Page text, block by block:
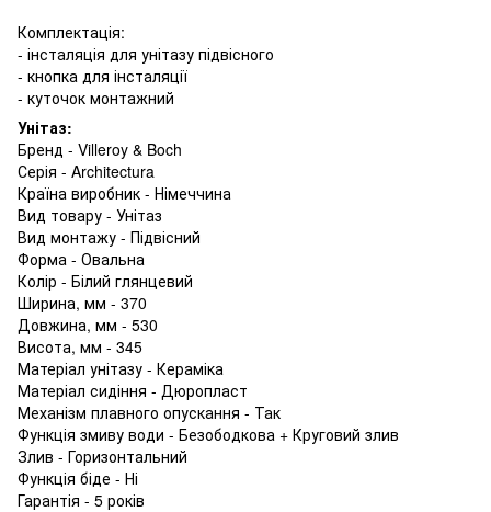
Комплектація:
- інсталяція для унітазу підвісного
- кнопка для інсталяції
- куточок монтажний
Унітаз:
Бренд - Villeroy & Boch
Серія - Architectura
Країна виробник - Німеччина
Вид товару - Унітаз
Вид монтажу - Підвісний
Форма - Овальна
Колір - Білий глянцевий
Ширина, мм - 370
Довжина, мм - 530
Висота, мм - 345
Матеріал унітазу - Кераміка
Матеріал сидіння - Дюропласт
Механізм плавного опускання - Так
Функція змиву води - Безободкова + Круговий злив
Злив - Горизонтальний
Функція біде - Ні
Гарантія - 5 років